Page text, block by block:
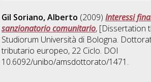
Gil Soriano, Alberto (2009)Interessi
sanzionatorio comunitario, [Dissertation
Studiorum Università di Bologna.
tributario europeo, 22 Ciclo. DOI
10.6092/unibo/amsdottorato/1471.